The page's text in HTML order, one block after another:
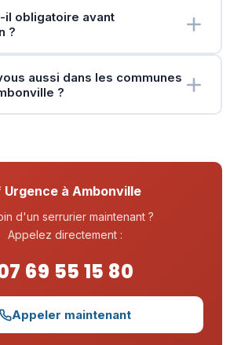
il obligatoire avant
?
aussi dans les communes
?
Urgence à Ambonville
d'un serrurier maintenant ?
Appelez directement :
69 55 15 80
Appeler maintenant